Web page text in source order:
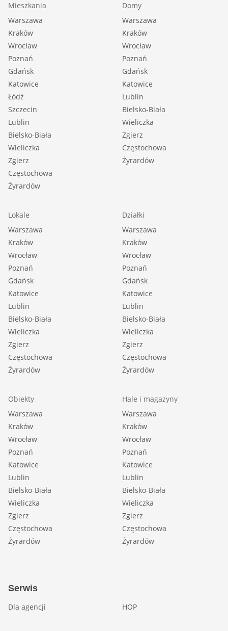
Mieszkania
Warszawa
Kraków
Wrocław
Poznań
Gdańsk
Katowice
Łódź
Szczecin
Lublin
Bielsko-Biała
Wieliczka
Zgierz
Częstochowa
Żyrardów
Domy
Warszawa
Kraków
Wrocław
Poznań
Gdańsk
Katowice
Lublin
Bielsko-Biała
Wieliczka
Zgierz
Częstochowa
Żyrardów
Lokale
Warszawa
Kraków
Wrocław
Poznań
Gdańsk
Katowice
Lublin
Bielsko-Biała
Wieliczka
Zgierz
Częstochowa
Żyrardów
Działki
Warszawa
Kraków
Wrocław
Poznań
Gdańsk
Katowice
Lublin
Bielsko-Biała
Wieliczka
Zgierz
Częstochowa
Żyrardów
Obiekty
Warszawa
Kraków
Wrocław
Poznań
Katowice
Lublin
Bielsko-Biała
Wieliczka
Zgierz
Częstochowa
Żyrardów
Hale i magazyny
Warszawa
Kraków
Wrocław
Poznań
Katowice
Lublin
Bielsko-Biała
Wieliczka
Zgierz
Częstochowa
Żyrardów
Serwis
Dla agencji HOP